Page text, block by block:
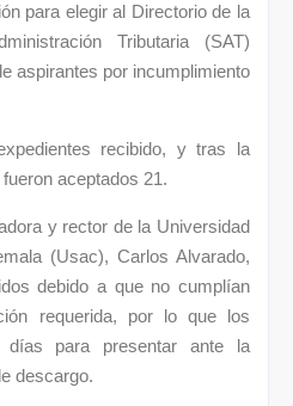
para elegir al Directorio de la
Tributaria (SAT)
aspirantes por incumplimiento
recibido, y tras la
aceptados 21.
y rector de la Universidad
(Usac), Carlos Alvarado,
debido a que no cumplían
requerida, por lo que los
días para presentar ante la
descargo.